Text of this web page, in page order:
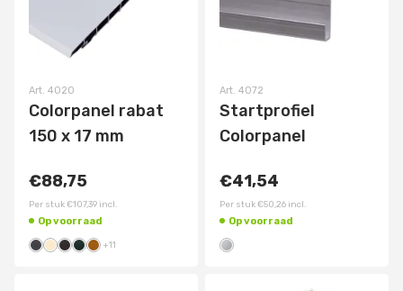
Art. 4020
Colorpanel rabat
150 x 17 mm
€88,75
Per stuk€107,39 incl.
Op voorraad
+11
Art. 4072
Startprofiel
Colorpanel
€41,54
Per stuk€50,26 incl.
Op voorraad